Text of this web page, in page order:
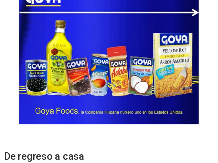
De regreso a casa